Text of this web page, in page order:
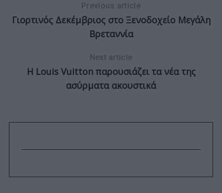
Previous article
Γιορτινός Δεκέμβριος στο Ξενοδοχείο Μεγάλη
Βρεταννία
Next article
Η Louis Vuitton παρουσιάζει τα νέα της
ασύρματα ακουστικά